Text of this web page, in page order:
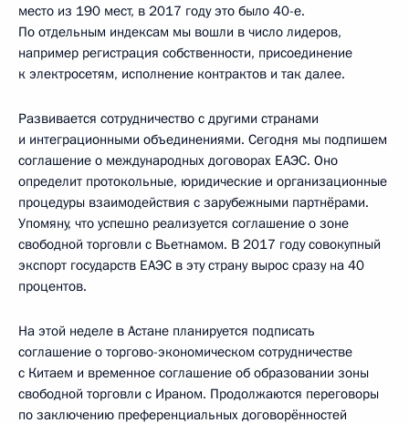
место из 190 мест, в 2017 году это было 40-е.
По отдельным индексам мы вошли в число лидеров,
например регистрация собственности, присоединение
к электросетям, исполнение контрактов и так далее.
Развивается сотрудничество с другими странами
и интеграционными объединениями. Сегодня мы подпишем
соглашение о международных договорах ЕАЭС. Оно
определит протокольные, юридические и организационные
процедуры взаимодействия с зарубежными партнёрами.
Упомяну, что успешно реализуется соглашение о зоне
свободной торговли с Вьетнамом. В 2017 году совокупный
экспорт государств ЕАЭС в эту страну вырос сразу на 40
процентов.
На этой неделе в Астане планируется подписать
соглашение о торгово-экономическом сотрудничестве
с Китаем и временное соглашение об образовании зоны
свободной торговли с Ираном. Продолжаются переговоры
по заключению преференциальных договорённостей